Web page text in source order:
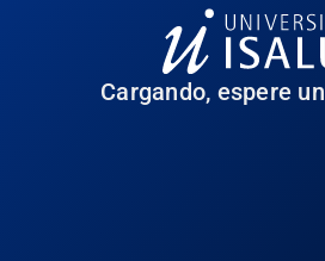
Cargando, espere